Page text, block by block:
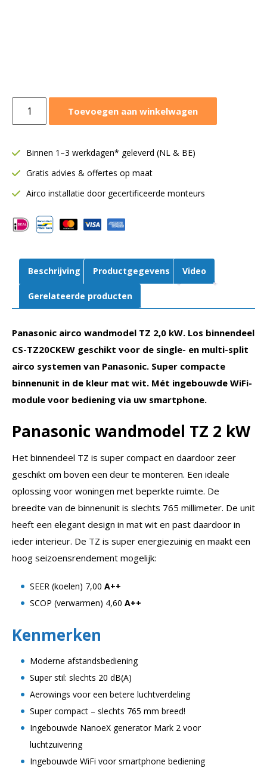
wandmodel
2,0
|
Binnendeel
CS-
TZ20CKEW
Toevoegen aan winkelwagen
Binnen 1–3 werkdagen* geleverd (NL & BE)
Gratis advies & offertes op maat
Airco installatie door gecertificeerde monteurs
Beschrijving Productgegevens Video
Gerelateerde producten
Panasonic airco wandmodel TZ 2,0 kW. Los binnendeel
CS-TZ20CKEW geschikt voor de single- en multi-split
airco systemen van Panasonic. Super compacte
binnenunit in de kleur mat wit. Mét ingebouwde WiFi-
module voor bediening via uw smartphone.
Panasonic wandmodel TZ 2 kW
Het binnendeel TZ is super compact en daardoor zeer
geschikt om boven een deur te monteren. Een ideale
oplossing voor woningen met beperkte ruimte. De
breedte van de binnenunit is slechts 765 millimeter. De unit
heeft een elegant design in mat wit en past daardoor in
ieder interieur. De TZ is super energiezuinig en maakt een
hoog seizoensrendement mogelijk:
SEER (koelen) 7,00 A++
SCOP (verwarmen) 4,60 A++
Kenmerken
Moderne afstandsbediening
Super stil: slechts 20 dB(A)
Aerowings voor een betere luchtverdeling
Super compact – slechts 765 mm breed!
Ingebouwde NanoeX generator Mark 2 voor
luchtzuivering
Ingebouwde WiFi voor smartphone bediening